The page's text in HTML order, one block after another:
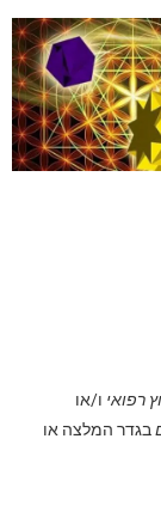
רפואי ו/או
בגדר המלצה או